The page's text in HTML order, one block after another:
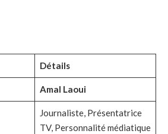
Détails
Amal Laoui
Journaliste, Présentatrice
TV, Personnalité médiatique